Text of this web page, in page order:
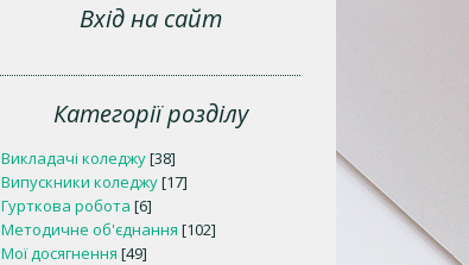
Вхід на сайт
Категорії розділу
Викладачі коледжу[38]
Випускники коледжу[17]
Гурткова робота [6]
Методичне об'єднання [102]
Мої досягнення [49]